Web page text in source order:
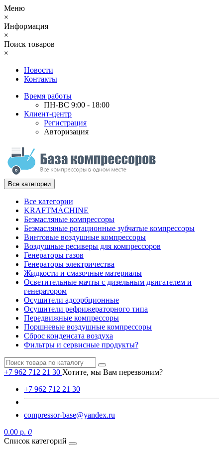
Меню
×
Информация
×
Поиск товаров
×
Новости
Контакты
Время работы
ПН-ВС 9:00 - 18:00
Клиент-центр
Регистрация
Авторизация
Все категории
Все категории
KRAFTMACHINE
Безмасляные компрессоры
Безмасляные ротационные зубчатые компрессоры
Винтовые воздушные компрессоры
Воздушные ресиверы для компрессоров
Генераторы газов
Генераторы электричества
Жидкости и смазочные материалы
Осветительные мачты с дизельным двигателем и
генератором
Осушители адсорбционные
Осушители рефрижераторного типа
Передвижные компрессоры
Поршневые воздушные компрессоры
Сброс конденсата воздуха
Фильтры и сервисные продукты?
+7 962 712 21 30 Хотите, мы Вам перезвоним?
+7 962 712 21 30
compressor-base@yandex.ru
0.00 р. 0
Список категорий